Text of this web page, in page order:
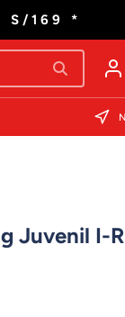
S/169 *
Juvenil I-